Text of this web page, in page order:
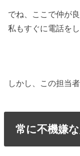
でね、ここで仲が
私もすぐに電話をし
しかし、この担当者
常に不機嫌